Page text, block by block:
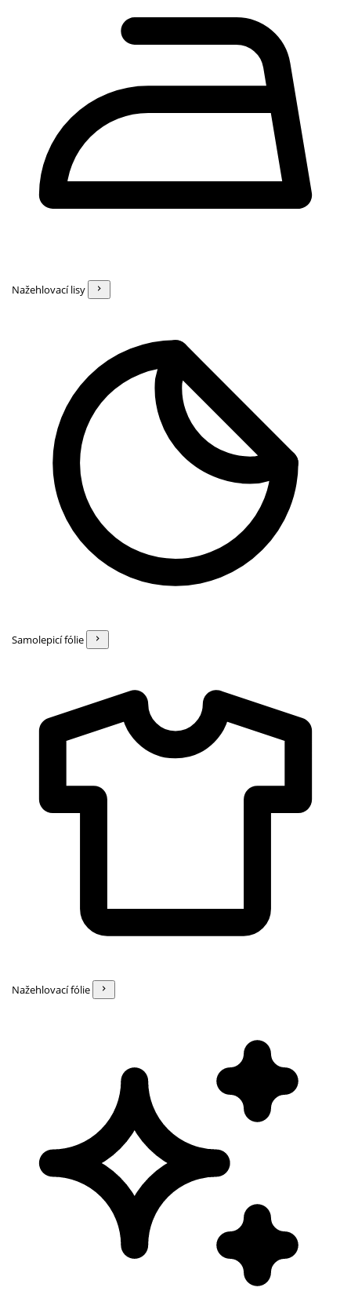
Nažehlovací lisy
Samolepicí fólie
Nažehlovací fólie